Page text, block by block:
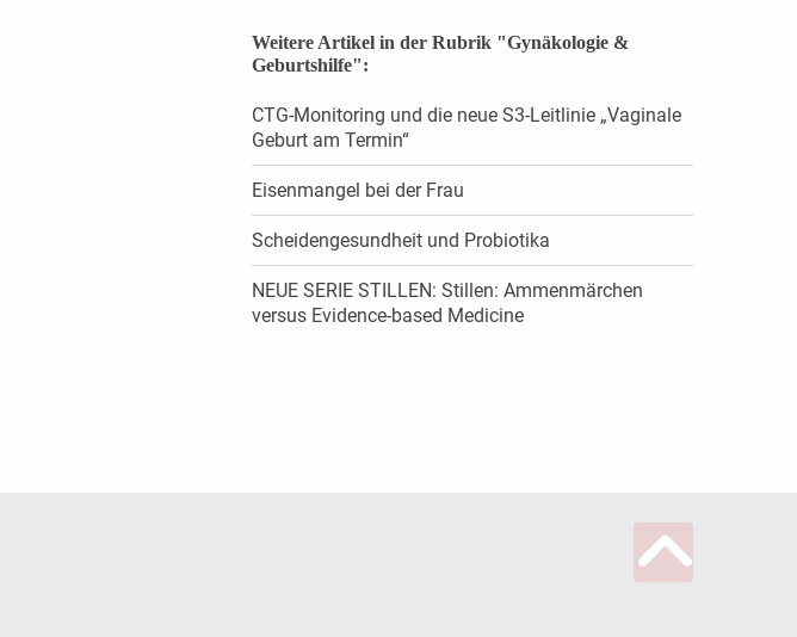
Weitere Artikel in der Rubrik "Gynäkologie &
Geburtshilfe":
CTG-Monitoring und die neue S3-Leitlinie „Vaginale
Geburt am Termin“
Eisenmangel bei der Frau
Scheidengesundheit und Probiotika
NEUE SERIE STILLEN: Stillen: Ammenmärchen
versus Evidence-based Medicine